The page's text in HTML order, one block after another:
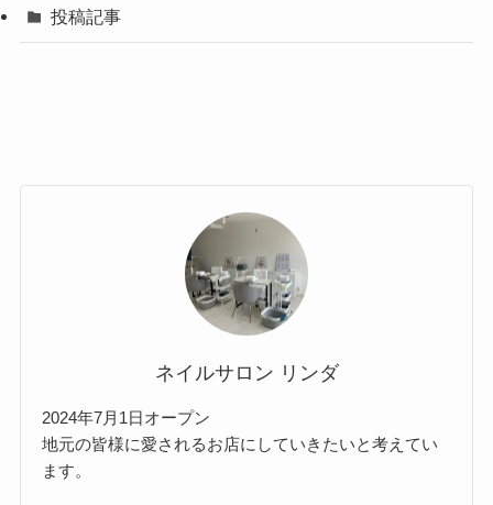
投稿記事
ネイルサロン リンダ
2024年7月1日オープン
地元の皆様に愛されるお店にしていきたいと考えてい
ます。